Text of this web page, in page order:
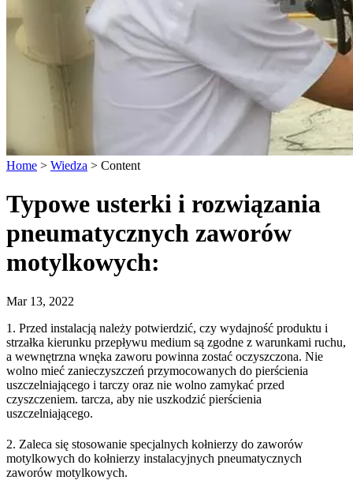
Home > Wiedza > Content
Typowe usterki i rozwiązania
pneumatycznych zaworów
motylkowych:
Mar 13, 2022
1. Przed instalacją należy potwierdzić, czy wydajność produktu i
strzałka kierunku przepływu medium są zgodne z warunkami ruchu,
a wewnętrzna wnęka zaworu powinna zostać oczyszczona. Nie
wolno mieć zanieczyszczeń przymocowanych do pierścienia
uszczelniającego i tarczy oraz nie wolno zamykać przed
czyszczeniem. tarcza, aby nie uszkodzić pierścienia
uszczelniającego.
2. Zaleca się stosowanie specjalnych kołnierzy do zaworów
motylkowych do kołnierzy instalacyjnych pneumatycznych
zaworów motylkowych.